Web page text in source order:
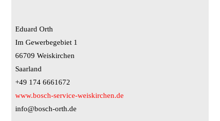
Eduard Orth
Im Gewerbegebiet 1
66709 Weiskirchen
Saarland
+49 174 6661672
www.bosch-service-weiskirchen.de
info@bosch-orth.de